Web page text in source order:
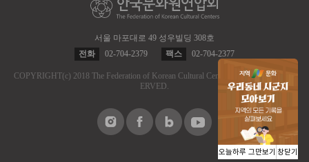
서울 마포대로 49 성우빌딩 308호
전화
02-704-2379 팩스 02-704-2377
COPYRIGHT(c) 2018 The Federation of Korean Cultural Centers.
ALL RIGHT RES
ERVED.
오늘하루 그만보기 창닫기